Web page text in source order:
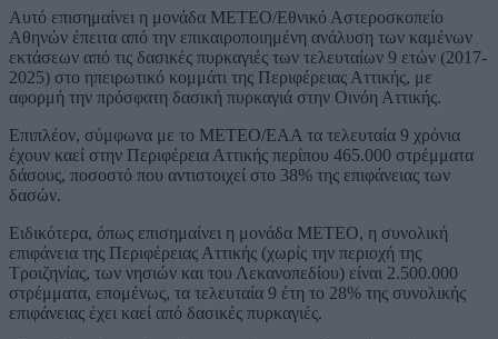
Αυτό επισημαίνει η μονάδα ΜΕΤΕΟ/Εθνικό Αστεροσκοπείο
Αθηνών έπειτα από την επικαιροποιημένη ανάλυση των καμένων
εκτάσεων από τις δασικές πυρκαγιές των τελευταίων 9 ετών (2017-
2025) στο ηπειρωτικό κομμάτι της Περιφέρειας Αττικής, με
αφορμή την πρόσφατη δασική πυρκαγιά στην Οινόη Αττικής.
Επιπλέον, σύμφωνα με το ΜΕΤΕΟ/ΕΑΑ τα τελευταία 9 χρόνια
έχουν καεί στην Περιφέρεια Αττικής περίπου 465.000 στρέμματα
δάσους, ποσοστό που αντιστοιχεί στο 38% της επιφάνειας των
δασών.
Ειδικότερα, όπως επισημαίνει η μονάδα ΜΕΤΕΟ, η συνολική
επιφάνεια της Περιφέρειας Αττικής (χωρίς την περιοχή της
Τροιζηνίας, των νησιών και του Λεκανοπεδίου) είναι 2.500.000
στρέμματα, επομένως, τα τελευταία 9 έτη το 28% της συνολικής
επιφάνειας έχει καεί από δασικές πυρκαγιές.